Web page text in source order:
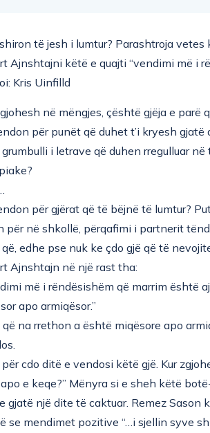
të jesh i lumtur? Parashtroja vetes
Ajnshtajni këtë e quajti “vendimi më i
Kris Uinfilld
në mëngjes, çështë gjëja e parë
për punët që duhet t’i kryesh
grumbulli i letrave që duhen rregulluar
për gjërat që të bëjnë të lumtur?
për në shkollë, përqafimi i partnerit
edhe pse nuk ke çdo gjë që të
Ajnshtajn në një rast tha:
më i rëndësishëm që marrim është
apo armiqësor.”
që na rrethon a është miqësore apo
për cdo ditë e vendosi këtë gjë. Kur
e keqe?” Mënyra si e sheh këtë
gjatë një dite të caktuar. Remez Sason
se mendimet pozitive “…i sjellin syve